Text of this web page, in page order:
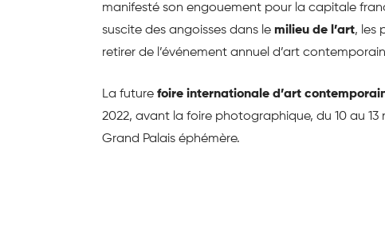
manifesté son engouement pour la capitale
suscite des angoisses dans le milieu de l’art, les
retirer de l’événement annuel d’art
La future foire internationale d’art
2022, avant la foire photographique, du 10 au
Grand Palais éphémère.